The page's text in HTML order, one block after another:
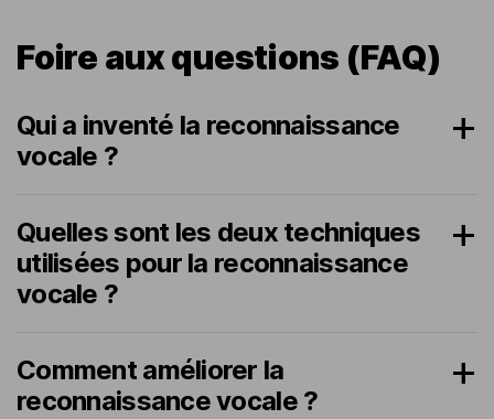
Foire aux questions (FAQ)
Qui a inventé la reconnaissance
vocale ?
Quelles sont les deux techniques
utilisées pour la reconnaissance
vocale ?
Comment améliorer la
reconnaissance vocale ?